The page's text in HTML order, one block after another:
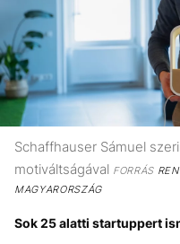
Schaffhauser Sámuel
motiváltságával FORRÁS
MAGYARORSZÁG
Sok 25 alatti startuppert